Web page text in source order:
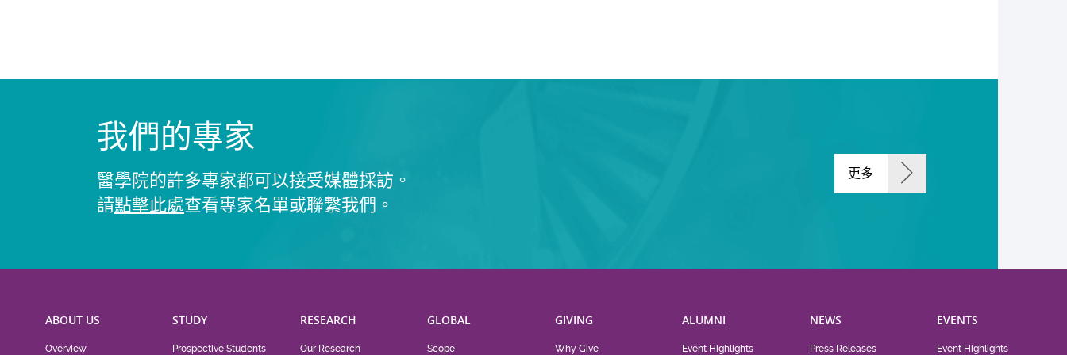
我們的專家
醫學院的許多專家都可以接受媒體採訪。
請點擊此處查看專家名單或聯繫我們。
更多
ABOUT US
Overview
STUDY
Prospective Students
RESEARCH
Our Research
GLOBAL
Scope
GIVING
Why Give
ALUMNI
Event Highlights
NEWS
Press Releases
EVENTS
Event Highlights